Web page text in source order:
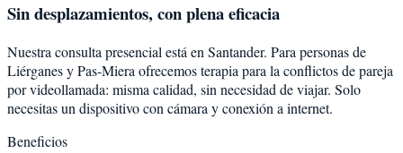
Sin desplazamientos, con plena eficacia
Nuestra consulta presencial está en Santander. Para personas de
LiérganesyPas-Miera ofrecemos terapia para la conflictos de pareja
por videollamada: misma calidad, sin necesidad de viajar. Solo
necesitas un dispositivo con cámara y conexión a internet.
Beneficios